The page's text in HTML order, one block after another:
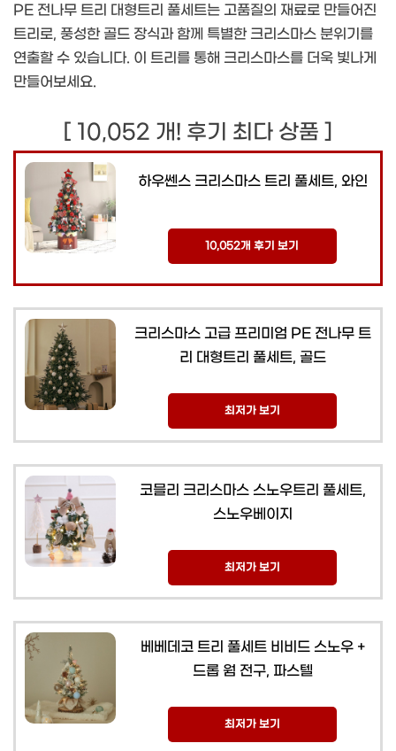
PE 전나무 트리 대형트리 풀세트는 고품질의 재료로 만들어진
트리로, 풍성한 골드 장식과 함께 특별한 크리스마스 분위기를
연출할 수 있습니다. 이 트리를 통해 크리스마스를 더욱 빛나게
만들어보세요.
[ 10,052 개! 후기 최다 상품 ]
하우쎈스 크리스마스 트리 풀세트, 와인
10,052개 후기 보기
크리스마스 고급 프리미엄 PE 전나무 트
리 대형트리 풀세트, 골드
최저가 보기
코믈리 크리스마스 스노우트리 풀세트,
스노우베이지
최저가 보기
베베데코 트리 풀세트 비비드 스노우 +
드롭 웜 전구, 파스텔
최저가 보기